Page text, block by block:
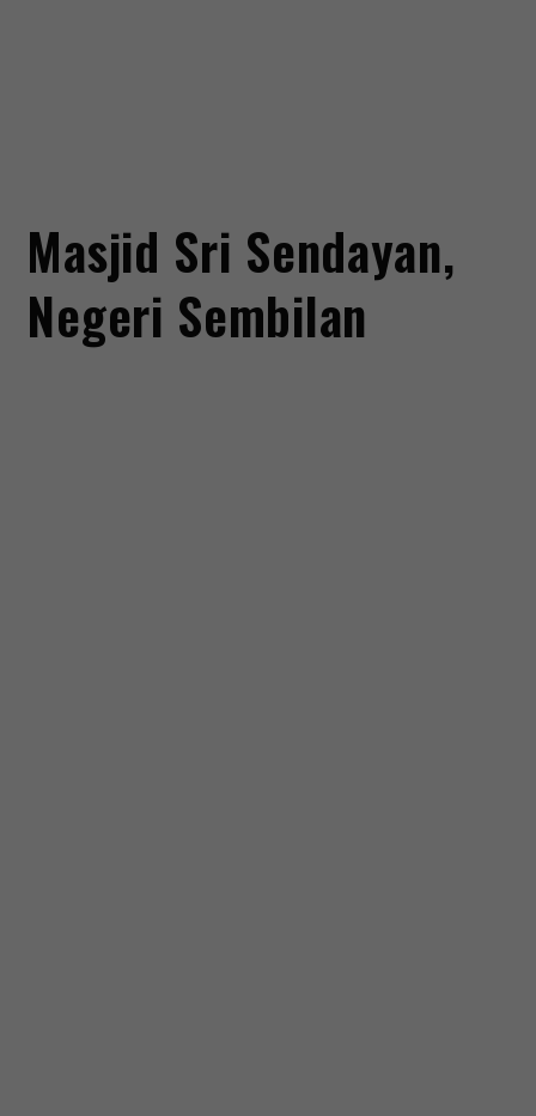
Masjid Sri Sendayan,
Negeri Sembilan